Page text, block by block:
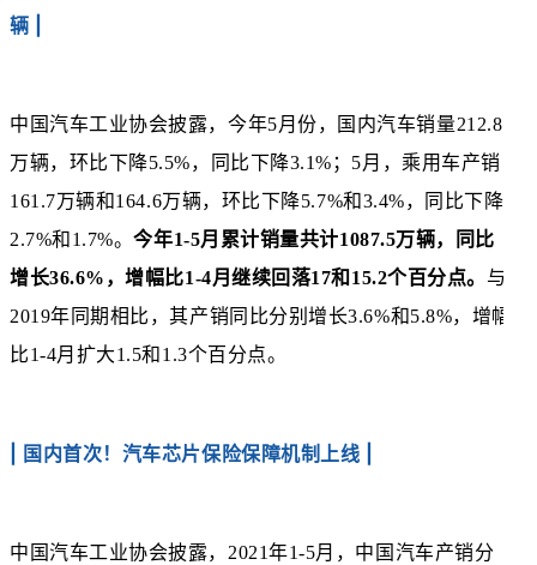
辆 |
中国汽车工业协会披露，今年5月份，国内汽车销量212.8
万辆，环比下降5.5%，同比下降3.1%；5月，乘用车产销
161.7万辆和164.6万辆，环比下降5.7%和3.4%，同比下降
2.7%和1.7%。今年1-5月累计销量共计1087.5万辆，同比
增长36.6%，增幅比1-4月继续回落17和15.2个百分点。 与
2019年同期相比，其产销同比分别增长3.6%和5.8%，增幅
比1-4月扩大1.5和1.3个百分点。
| 国内首次！汽车芯片保险保障机制上线 |
中国汽车工业协会披露，2021年1-5月，中国汽车产销分